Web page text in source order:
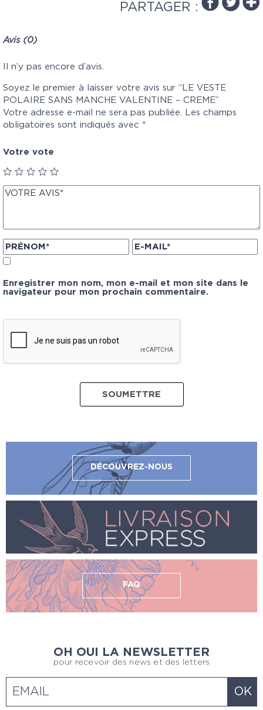
PARTAGER :
Avis (0)
Il n’y pas encore d’avis.
Soyez le premier à laisser votre avis sur “LE VESTE
POLAIRE SANS MANCHE VALENTINE – CREME”
Votre adresse e-mail ne sera pas publiée. Les champs
obligatoires sont indiqués avec *
Votre vote
Enregistrer mon nom, mon e-mail et mon site dans le
navigateur pour mon prochain commentaire.
DÉCOUVREZ-NOUS
FAQ
OH OUI LA NEWSLETTER
pour recevoir des news et des letters